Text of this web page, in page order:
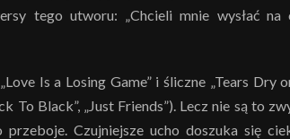
tego utworu: „Chcieli mnie wysłać na
Is a Losing Game” i śliczne „Tears Dry
Black”, „Just Friends”). Lecz nie są to
Czujniejsze ucho doszuka się